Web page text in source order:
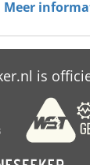
Meer
is